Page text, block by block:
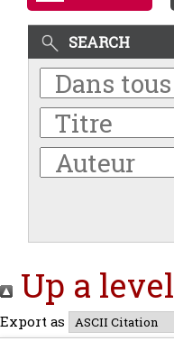
SEARCH
Up a level
Export as